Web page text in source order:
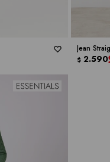
Jean
$ 2.590